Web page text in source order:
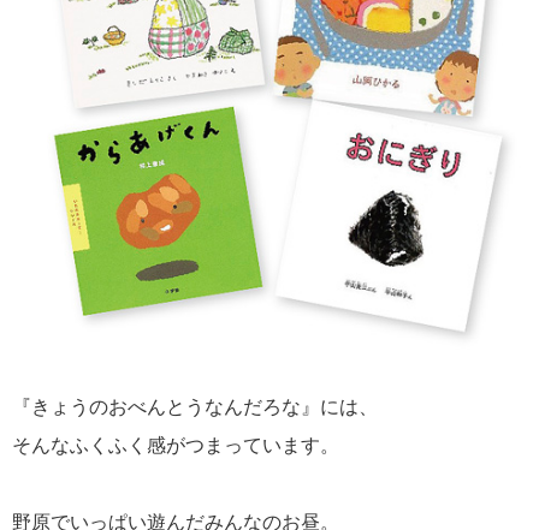
『きょうのおべんとうなんだろな』には、
そんなふくふく感がつまっています。
野原でいっぱい遊んだみんなのお昼。